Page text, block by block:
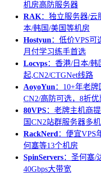
机房高防服务器
RAK：独立服务器/云
本/韩国/美国等机房
Hostyun ：低价VPS可
月付学习练手首选
Locvps：香港/日本/韩
起,CN2/CTGNet线路
AoyoYun ：10+年老
CN2/高防可选，8折优
80VPS：老牌主机商
国CN2站群服务器多
RackNerd ：便宜VPS
何塞等13个机房
SpinServers：圣何塞/
40Gbps大带宽